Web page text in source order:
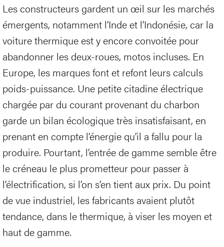
Les constructeurs gardent un œil sur les marchés
émergents, notamment l’Inde et l’Indonésie, car la
voiture thermique est y encore convoitée pour
abandonner les deux-roues, motos incluses. En
Europe, les marques font et refont leurs calculs
poids-puissance. Une petite citadine électrique
chargée par du courant provenant du charbon
garde un bilan écologique très insatisfaisant, en
prenant en compte l’énergie qu’il a fallu pour la
produire. Pourtant, l’entrée de gamme semble être
le créneau le plus prometteur pour passer à
l’électrification, si l’on s’en tient aux prix. Du point
de vue industriel, les fabricants avaient plutôt
tendance, dans le thermique, à viser les moyen et
haut de gamme.